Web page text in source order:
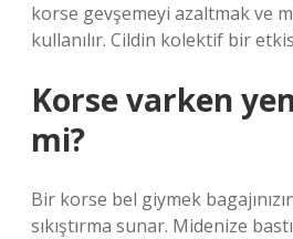
korse gevşemeyi azaltmak ve
kullanılır. Cildin kolektif bir
Korse varken
mi?
Bir korse bel giymek
sıkıştırma sunar. Midenize